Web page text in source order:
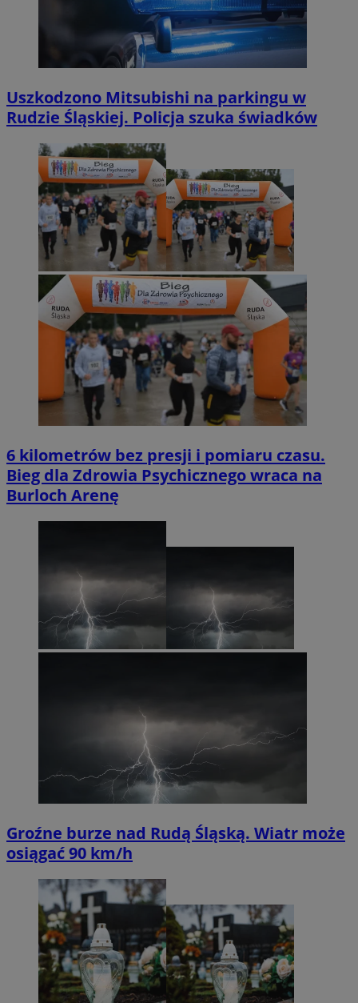
Uszkodzono Mitsubishi na parkingu w
Rudzie Śląskiej. Policja szuka świadków
6 kilometrów bez presji i pomiaru czasu.
Bieg dla Zdrowia Psychicznego wraca na
Burloch Arenę
Groźne burze nad Rudą Śląską. Wiatr może
osiągać 90 km/h